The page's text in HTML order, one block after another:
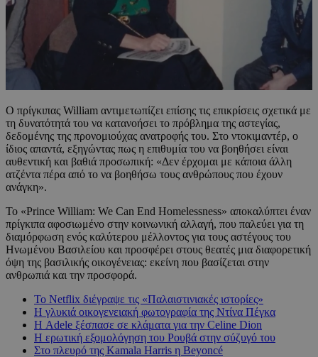
Ο πρίγκιπας William αντιμετωπίζει επίσης τις επικρίσεις σχετικά με
τη δυνατότητά του να κατανοήσει το πρόβλημα της αστεγίας,
δεδομένης της προνομιούχας ανατροφής του. Στο ντοκιμαντέρ, ο
ίδιος απαντά, εξηγώντας πως η επιθυμία του να βοηθήσει είναι
αυθεντική και βαθιά προσωπική: «Δεν έρχομαι με κάποια άλλη
ατζέντα πέρα από το να βοηθήσω τους ανθρώπους που έχουν
ανάγκη».
Το «Prince William: We Can End Homelessness» αποκαλύπτει έναν
πρίγκιπα αφοσιωμένο στην κοινωνική αλλαγή, που παλεύει για τη
διαμόρφωση ενός καλύτερου μέλλοντος για τους αστέγους του
Ηνωμένου Βασιλείου και προσφέρει στους θεατές μια διαφορετική
όψη της βασιλικής οικογένειας: εκείνη που βασίζεται στην
ανθρωπιά και την προσφορά.
Το Netflix διέγραψε τις «Παλαιστινιακές ιστορίες»
Η γλυκιά οικογενειακή φωτογραφία της Ντίνα Πέγκα
Η Adele ξέσπασε σε κλάματα για την Celine Dion
Η ερωτική εξομολόγηση του Ρουβά στην σύζυγό του
Στο πλευρό της Kamala Harris η Beyoncé